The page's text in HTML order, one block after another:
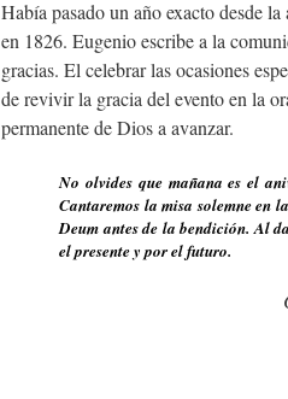
Había pasado un año exacto desde
en 1826. Eugenio escribe a la
gracias. El celebrar las ocasiones
de revivir la gracia del evento en la
permanente de Dios a avanzar.
No olvides que mañana es el
Cantaremos la misa solemne en
Deum antes de la bendición. Al
el presente y por el futuro.